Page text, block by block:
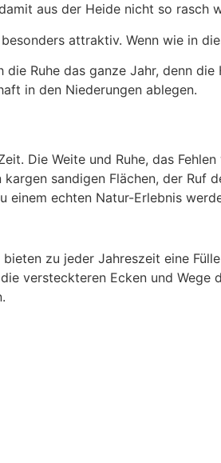
aus der Heide nicht so rasch
attraktiv. Wenn wie in
Ruhe das ganze Jahr, denn
in den Niederungen ablegen.
Die Weite und Ruhe, das
sandigen Flächen, der Ruf
einem echten Natur-Erlebnis
zu jeder Jahreszeit eine
versteckteren Ecken und